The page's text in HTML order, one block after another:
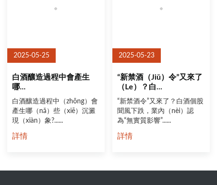
2025-05-25
白酒釀造過程中會產生
哪...
白酒釀造過程中（zhōng）會
產生哪（nǎ）些（xiē）沉澱
現（xiàn）象?......
詳情
2025-05-23
“新禁酒（jiǔ）令”又來了
（le）？白...
“新禁酒令”又來了？白酒個股
聞風下跌，業內（nèi）認
為“無實質影響”......
詳情